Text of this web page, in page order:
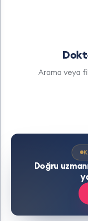
Arama veya
Doğru